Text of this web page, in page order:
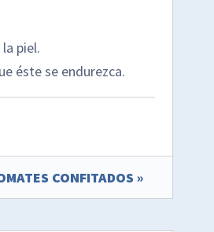
piel.
éste se endurezca.
CONFITADOS »